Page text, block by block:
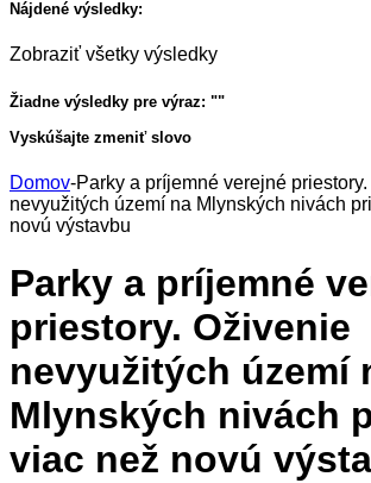
Nájdené výsledky:
Zobraziť všetky výsledky
Žiadne výsledky pre výraz: ""
Vyskúšajte zmeniť slovo
Domov-Parky a príjemné verejné
nevyužitých území na Mlynských nivách
novú výstavbu
Parky a príjemné
priestory. Oživenie
nevyužitých území
Mlynských nivách
viac než novú